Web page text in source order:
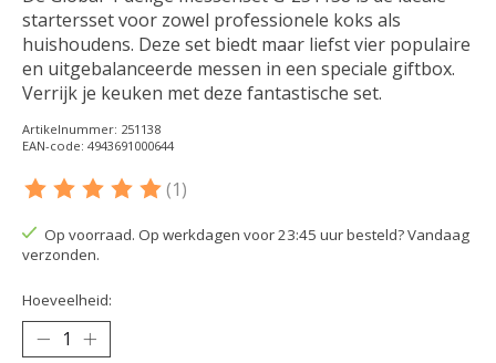
startersset voor zowel professionele koks als
huishoudens. Deze set biedt maar liefst vier populaire
en uitgebalanceerde messen in een speciale giftbox.
Verrijk je keuken met deze fantastische set.
Artikelnummer: 251138
EAN-code: 4943691000644
De beoordeling van dit product is
(1)
Op voorraad. Op werkdagen voor 23:45 uur besteld? Vandaag
verzonden.
Hoeveelheid: